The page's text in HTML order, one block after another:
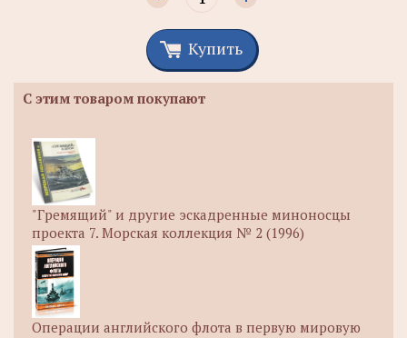
Купить
С этим товаром покупают
"Гремящий" и другие эскадренные миноносцы
проекта 7. Морская коллекция № 2 (1996)
Операции английского флота в первую мировую